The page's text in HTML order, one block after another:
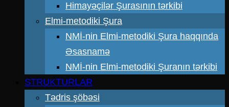
Himayəçilər Şurasının tərkibi
Elmi-metodiki Şura
NMİ-nin Elmi-metodiki Şura haqqında
Əsasnamə
NMİ-nin Elmi-metodiki Şuranın tərkibi
STRUKTURLAR
Tədris şöbəsi